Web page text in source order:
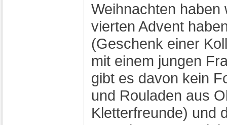
Weihnachten
vierten Advent
(Geschenk einer
mit einem jungen
gibt es davon kein
und Rouladen aus
Kletterfreunde) und